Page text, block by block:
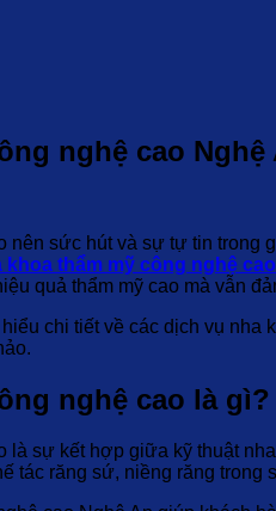
nghệ cao Nghệ
nên sức hút và sự tự tin trong
khoa thẩm mỹ công nghệ
quả thẩm mỹ cao mà vẫn
chi tiết về các dịch vụ
nghệ cao là gì?
là sự kết hợp giữa kỹ thuật
tác răng sứ, niềng răng trong